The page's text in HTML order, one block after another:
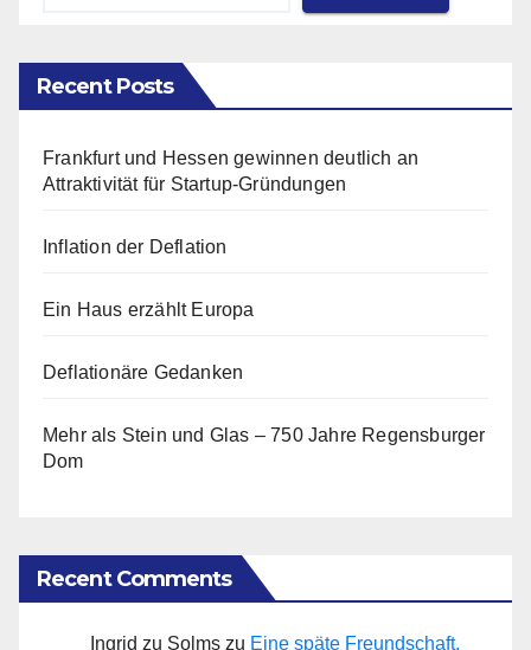
Recent Posts
Frankfurt und Hessen gewinnen deutlich an
Attraktivität für Startup-Gründungen
Inflation der Deflation
Ein Haus erzählt Europa
Deflationäre Gedanken
Mehr als Stein und Glas – 750 Jahre Regensburger
Dom
Recent Comments
Ingrid zu Solms zu Eine späte Freundschaft,